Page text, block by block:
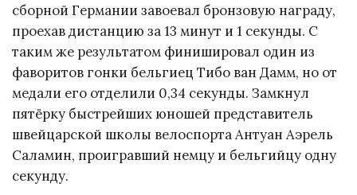
сборной Германии завоевал бронзовую награду,
проехав дистанцию за 13 минут и 1 секунды. С
таким же результатом финишировал один из
фаворитов гонки бельгиец Тибо ван Дамм, но от
медали его отделили 0,34 секунды. Замкнул
пятёрку быстрейших юношей представитель
швейцарской школы велоспорта Антуан Аэрель
Саламин, проигравший немцу и бельгийцу одну
секунду.